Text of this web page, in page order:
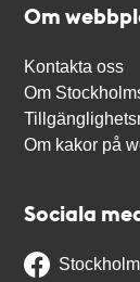
Om
Kontakta oss
Om
Om kakor på
Sociala